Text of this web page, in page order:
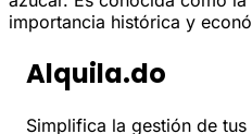
importancia histórica y
Alquila.do
Simplifica la gestión de